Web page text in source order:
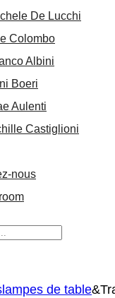
De Lucchi
Colombo
Albini
Boeri
Aulenti
Castiglioni
nous
lampes de table